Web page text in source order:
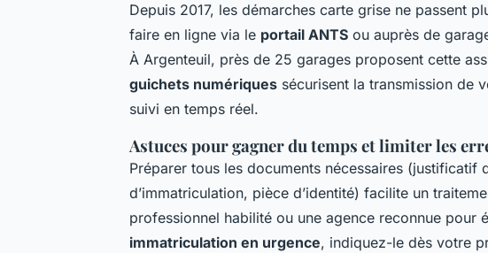
Depuis 2017, les démarches carte grise ne passent
faire en ligne via le portail ANTS ou auprès de
À Argenteuil, près de 25 garages proposent cette
guichets numériques sécurisent la transmission de
suivi en temps réel.
Astuces pour gagner du temps et limiter les
Préparer tous les documents nécessaires (justificatif
d’immatriculation, pièce d’identité) facilite un
professionnel habilité ou une agence reconnue pour
immatriculation en urgence, indiquez-le dès votre